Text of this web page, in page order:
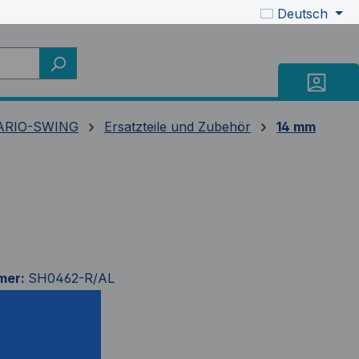
Deutsch
SWING Ersatzteile und Zubehör 14 mm
SH0462-R/AL